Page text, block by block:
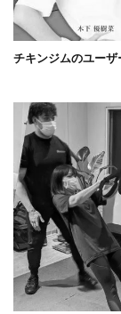
チキンジムのユー